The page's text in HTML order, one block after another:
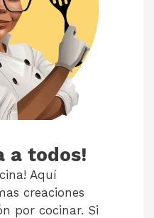
a todos!
Aquí
creaciones
por cocinar. Si